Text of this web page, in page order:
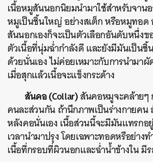
เนื้อหมูสันนอกนิยมนำมาใช้สำหรับจาน
หมูเป็นชิ้นใหญ่อย่างสเต็กหรือหมูทอด
สันนอกเองก็จะเป็นตัวเลือกอันดับหนึ่งข
ตัวเนื้อที่นุ่มฉ่ำกำลังดีและยังมีมันเป็นชิ้
ด้วยนั่นเองไม่ค่อยเหมาะกับการนำมา
เมื่อสุกแล้วเนื้อจะแข็งกระด้าง
สันคอ(Collar)สันคอหมูจะคล้ายๆ
คนละส่วนกันถ้านึกภาพเป็นร่างกายคน
หลังคอนั่นเองเนื้อส่วนนี้จะมีมันแทรกอ
เวลานำมาปรุงโดยเฉพาะทอดหรือย่างท
เนื้อที่กรอบที่ผิวนอกและฉ่ำน้ำข้างในมี